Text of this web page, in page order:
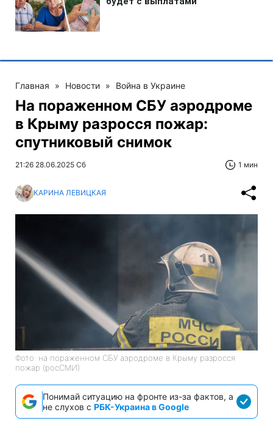
Главная » Новости » Война в Украине
На пораженном СБУ аэродроме
в Крыму разросся пожар:
спутниковый снимок
21:26 28.06.2025 Сб 1 мин
КАРИНА ЛЕВИЦКАЯ
Фото: на пораженном СБУ аэродроме в Крыму разросся
пожар (росСМИ)
Понимай ситуацию на фронте из-за фактов, а
не слухов с РБК-Украина в Google